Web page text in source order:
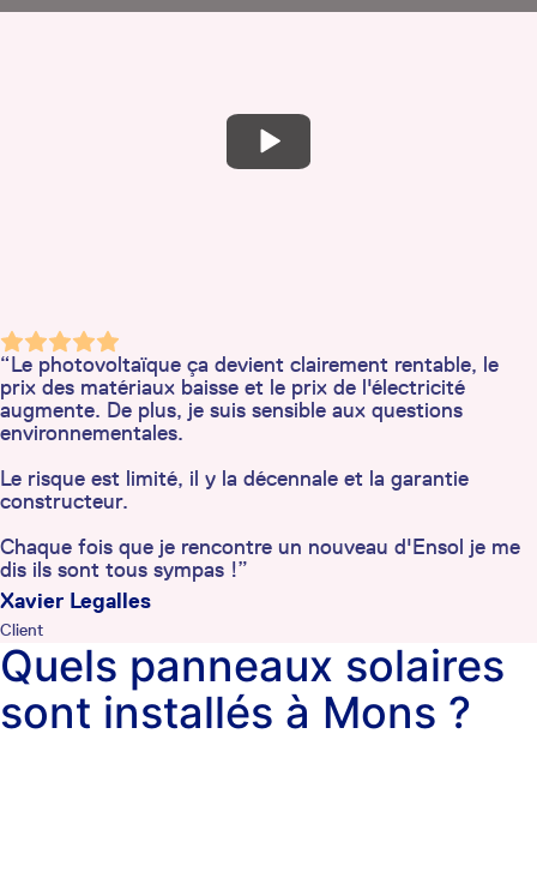
“Le photovoltaïque ça devient clairement rentable, le
prix des matériaux baisse et le prix de l'électricité
augmente. De plus, je suis sensible aux questions
environnementales.
Le risque est limité, il y la décennale et la garantie
constructeur.
Chaque fois que je rencontre un nouveau d'Ensol je me
dis ils sont tous sympas !”
Xavier Legalles
Client
Quels panneaux solaires
sont installés à Mons ?